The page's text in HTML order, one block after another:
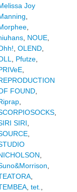
Joy
,
,
, NOUE,
, OLEND,
, Pfutze,
,
FOUND,
,
,
SIRI,
,
,
,
,
, tet.,